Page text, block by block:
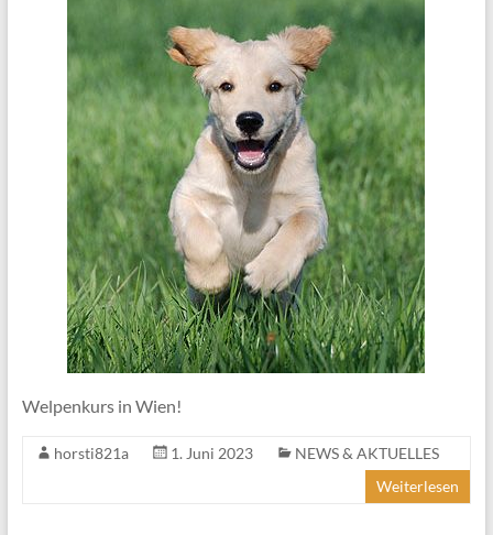
Welpenkurs in Wien!
horsti821a 1. Juni 2023
NEWS & AKTUELLES
Weiterlesen